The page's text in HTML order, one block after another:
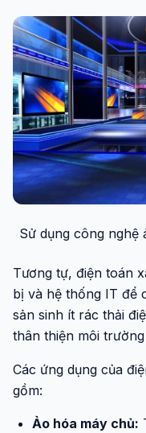
Sử dụng công
Tương tự, điện toán
bị và hệ thống IT để
sản sinh ít rác thải
thân thiện môi
Các ứng dụng của
gồm:
Ảo hóa máy chủ: